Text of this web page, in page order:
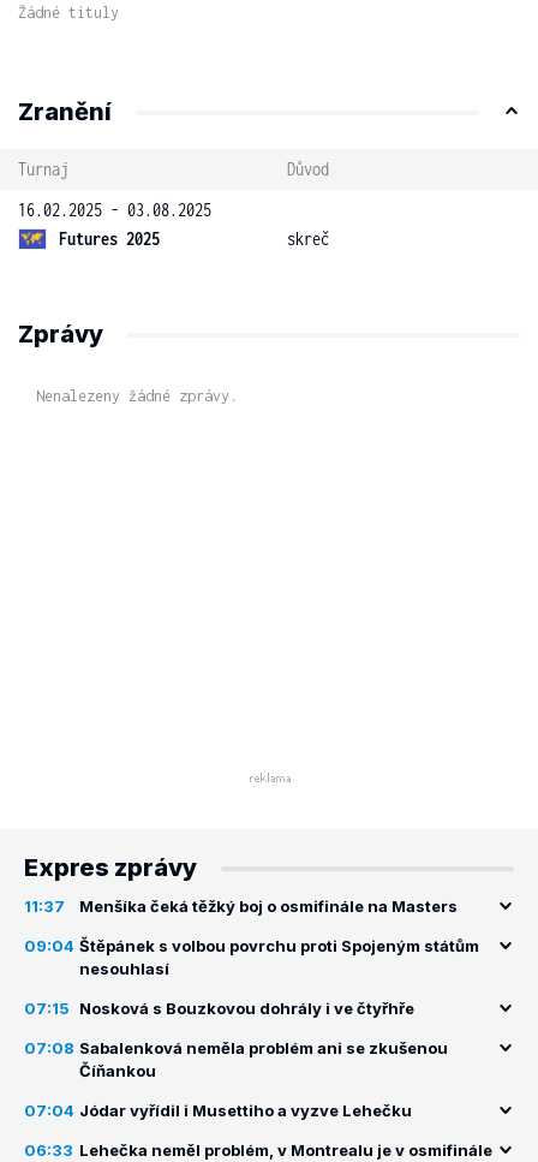
Žádné tituly
Zranění
Turnaj
Důvod
16.02.2025 - 03.08.2025
Futures 2025
skreč
Zprávy
Nenalezeny žádné zprávy.
Expres zprávy
11:37 Menšíka čeká těžký boj o osmifinále na Masters
09:04 Štěpánek s volbou povrchu proti Spojeným státům
nesouhlasí
07:15 Nosková s Bouzkovou dohrály i ve čtyřhře
07:08 Sabalenková neměla problém ani se zkušenou
Číňankou
07:04 Jódar vyřídil i Musettiho a vyzve Lehečku
06:33 Lehečka neměl problém, v Montrealu je v osmifinále